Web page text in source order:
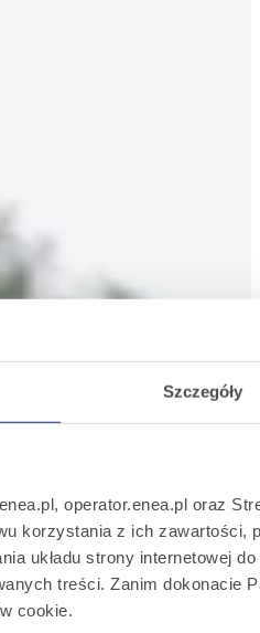
Szczegóły
operator.enea.pl oraz
korzystania z ich zawartości,
układu strony internetowej
treści. Zanim dokonacie
cookie.